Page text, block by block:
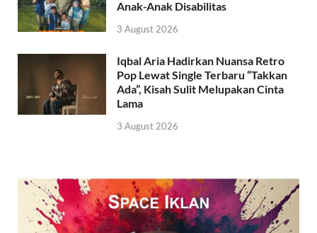
Anak-Anak Disabilitas
3 August 2026
Iqbal Aria Hadirkan Nuansa Retro
Pop Lewat Single Terbaru “Takkan
Ada”, Kisah Sulit Melupakan Cinta
Lama
3 August 2026